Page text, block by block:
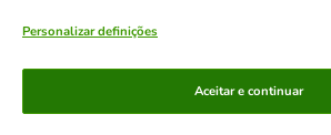
Métodos de pagamento
Personalizar definições
Aceitar e continuar